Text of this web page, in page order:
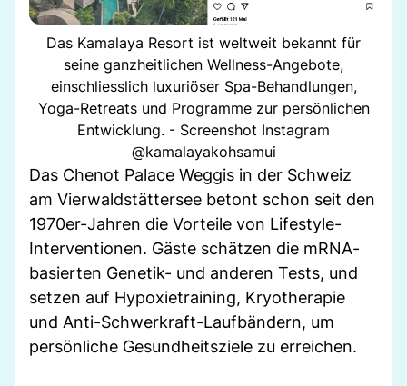
Das Kamalaya Resort ist weltweit bekannt für
seine ganzheitlichen Wellness-Angebote,
einschliesslich luxuriöser Spa-Behandlungen,
Yoga-Retreats und Programme zur persönlichen
Entwicklung. - Screenshot Instagram
@kamalayakohsamui
Das Chenot Palace Weggis in der Schweiz
am Vierwaldstättersee betont schon seit den
1970er-Jahren die Vorteile von Lifestyle-
Interventionen. Gäste schätzen die mRNA-
basierten Genetik- und anderen Tests, und
setzen auf Hypoxietraining, Kryotherapie
und Anti-Schwerkraft-Laufbändern, um
persönliche Gesundheitsziele zu erreichen.